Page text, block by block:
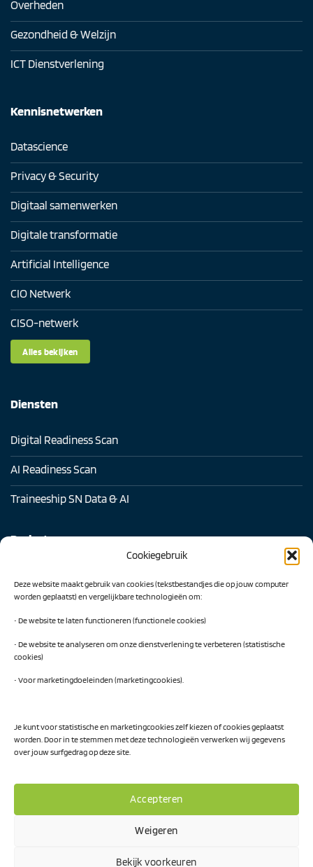
Cookiegebruik
Deze website maakt gebruik van cookies (tekstbestandjes die op jouw computer
worden geplaatst) en vergelijkbare technologieën om:
• De website te laten functioneren (functionele cookies)
• De website te analyseren om onze dienstverlening te verbeteren (statistische
cookies)
• Voor marketingdoeleinden (marketingcookies).
Je kunt voor statistische en marketingcookies zelf kiezen of cookies geplaatst
worden. Door in te stemmen met deze technologieën verwerken wij gegevens
over jouw surfgedrag op deze site.
Accepteren
Weigeren
Bekijk voorkeuren
Overheden
Gezondheid & Welzijn
ICT Dienstverlening
Kennisnetwerken
Datascience
Privacy & Security
Digitaal samenwerken
Digitale transformatie
Artificial Intelligence
CIO Netwerk
CISO-netwerk
Alles bekijken
Diensten
Digital Readiness Scan
AI Readiness Scan
Traineeship SN Data & AI
Projecten
CLIC-IT
Niemeyer Campus
Visa PayPal MasterCard